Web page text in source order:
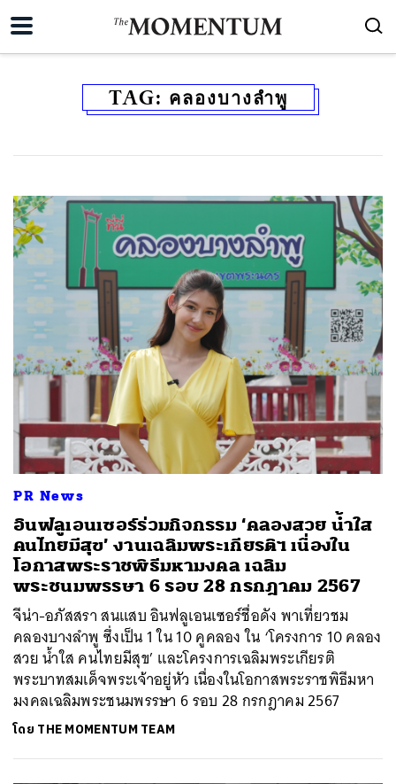
TAG: คลองบางลำพู
PR News
อินฟลูเอนเซอร์ร่วมกิจกรรม ‘คลองสวย น้ำใส
คนไทยมีสุข’ งานเฉลิมพระเกียรติฯ เนื่องใน
โอกาสพระราชพิธีมหามงคล เฉลิม
พระชนมพรรษา 6 รอบ 28 กรกฎาคม 2567
จีน่า-อภัสสรา สนแสบ อินฟลูเอนเซอร์ชื่อดัง พาเที่ยวชม
คลองบางลำพู ซึ่งเป็น 1 ใน 10 คูคลอง ใน ‘โครงการ 10 คลอง
สวย น้ำใส คนไทยมีสุข’ และโครงการเฉลิมพระเกียรติ
พระบาทสมเด็จพระเจ้าอยู่หัว เนื่องในโอกาสพระราชพิธีมหา
มงคลเฉลิมพระชนมพรรษา 6 รอบ 28 กรกฎาคม 2567
โดย THE MOMENTUM TEAM